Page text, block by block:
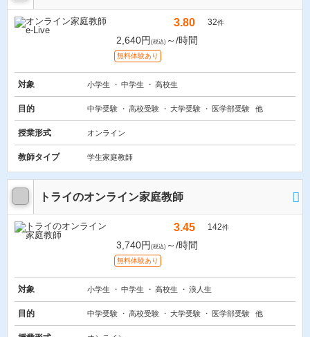
3.80 32件
2,640円 (税込) ～/時間
無料体験あり
対象 小学生 中学生 高校生
目的 中学受験 高校受験 大学受験 医学部受験 他
授業形式 オンライン
教師タイプ 学生家庭教師
トライのオンライン家庭教師
3.45 142件
3,740円 (税込) ～/時間
無料体験あり
対象 小学生 中学生 高校生 浪人生
目的 中学受験 高校受験 大学受験 医学部受験 他